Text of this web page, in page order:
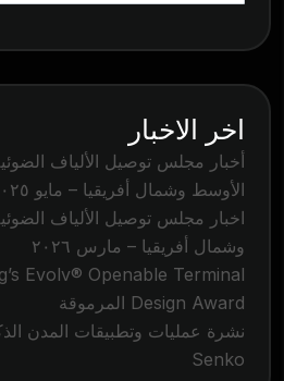
اخر الاخبار
أخبار مجلس توصيل الألياف
الأوسط وشمال أفريقيا – مايو ٢٠٢٥
اخبار مجلس توصيل الألياف
وشمال أفريقيا – مارس ٢٠٢٦
Design Award المرموقة
نشرة عمليات وتطبيقات المدن الذكية
Senko